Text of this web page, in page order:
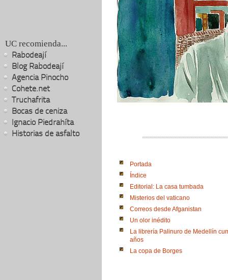
UC recomienda...
Rabodeají
Blog Rabodeají
Agencia Pinocho
Cohete.net
Truchafrita
Bocas de ceniza
Ignacio Piedrahíta
Historias de asfalto
Portada
Índice
Editorial: La casa tumbada
Misterios del vaticano
Correos desde Afganistan
Un olor inédito
La librería Palinuro de Medellín
años
La copa de Borges